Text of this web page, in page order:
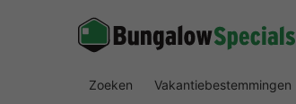
Zoeken Vakantiebestemmingen